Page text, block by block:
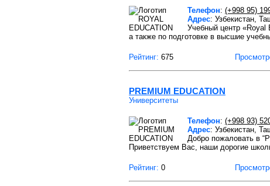
Телефон: (+998 95)
Адрес: Узбекистан,
Учебный центр «Royal
а также по подготовке в высшие
Рейтинг: 675
PREMIUM EDUCATION
Университеты
Телефон: (+998 93)
Адрес: Узбекистан,
Добро пожаловать в
Приветствуем Вас, наши дорогие
Рейтинг: 0